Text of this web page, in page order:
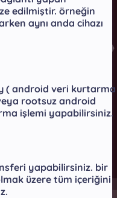
edilmiştir. örneğin
aynı anda cihazı
( android veri kurtarma
rootsuz android
işlemi yapabilirsiniz.​
yapabilirsiniz. bir
üzere tüm içeriğini